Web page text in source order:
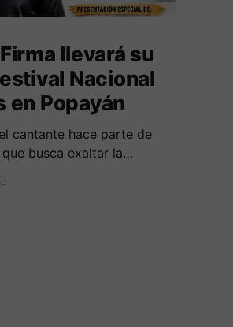
llevará su
Nacional
en Popayán
cantante hace parte de
busca exaltar la
de distintas regiones del